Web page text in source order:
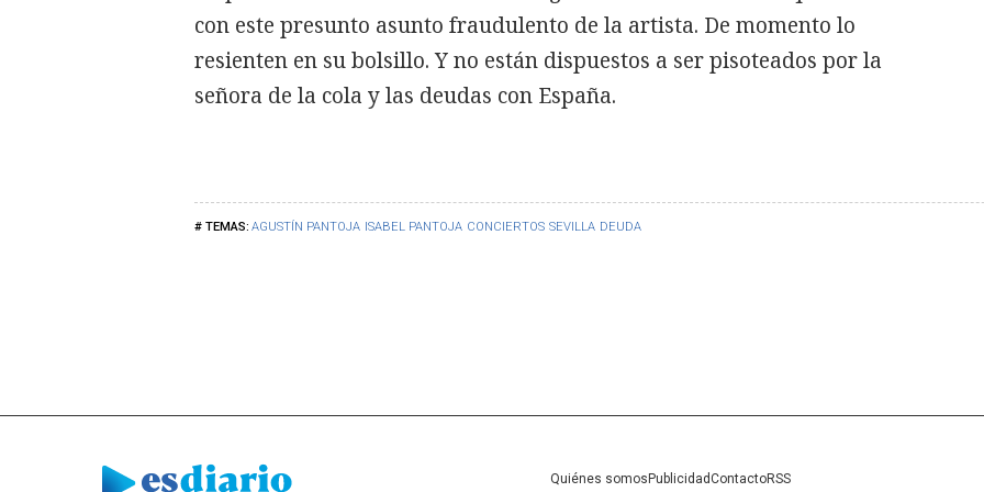
AGUSTÍN PANTOJA ISABEL PANTOJA CONCIERTOS SEVILLA DEUDA
con este presunto asunto fraudulento de la artista. De momento lo
resienten en su bolsillo. Y no están dispuestos a ser pisoteados por la
señora de la cola y las deudas con España.
Quiénes somos PublicidadContactoRSS